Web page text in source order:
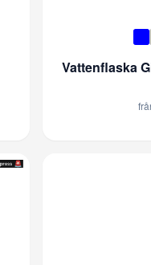
Vattenflaska